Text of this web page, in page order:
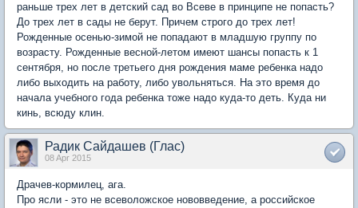
раньше трех лет в детский сад во Всеве в принципе не попасть?
До трех лет в сады не берут. Причем строго до трех лет!
Рожденные осенью-зимой не попадают в младшую группу по
возрасту. Рожденные весной-летом имеют шансы попасть к 1
сентября, но после третьего дня рождения маме ребенка надо
либо выходить на работу, либо увольняться. На это время до
начала учебного года ребенка тоже надо куда-то деть. Куда ни
кинь, всюду клин.
Радик Сайдашев (Глас)
08 Apr 2015
Драчев-кормилец, ага.
Про ясли - это не всеволожское нововведение, а российское